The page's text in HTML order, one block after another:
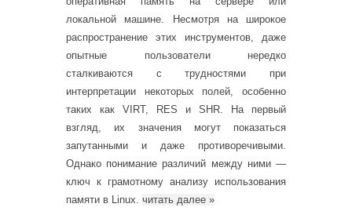
локальной машине. Несмотря на широкое
распространение этих инструментов, даже
опытные пользователи нередко
сталкиваются с трудностями при
интерпретации некоторых полей, особенно
таких как VIRT, RES и SHR. На первый
взгляд, их значения могут показаться
запутанными и даже противоречивыми.
Однако понимание различий между ними —
ключ к грамотному анализу использования
памяти в Linux. читать далее »